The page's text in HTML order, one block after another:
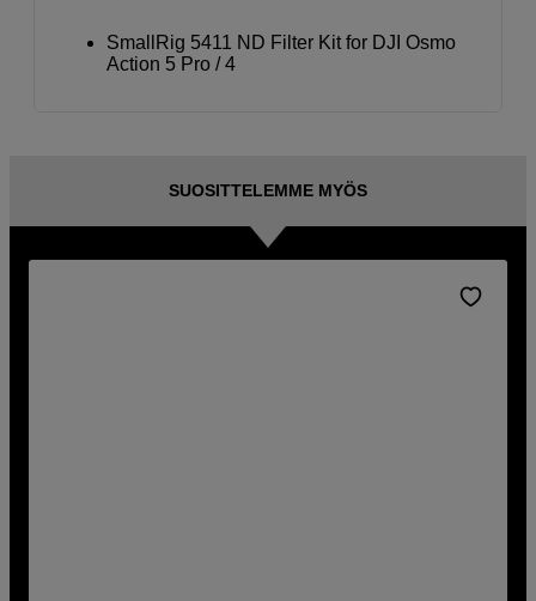
SmallRig 5411 ND Filter Kit for DJI Osmo
Action 5 Pro / 4
SUOSITTELEMME MYÖS